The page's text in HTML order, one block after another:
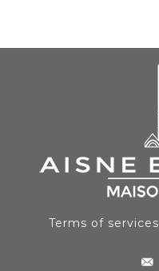
Terms of services